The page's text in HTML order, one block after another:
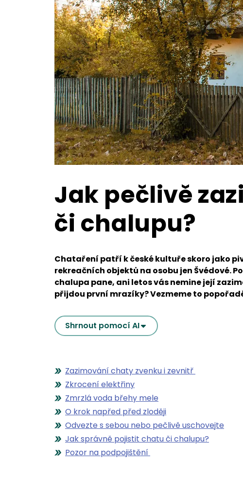
Jak pečlivě
či chalupu?
Chataření patří k české kultuře skoro jako
rekreačních objektů na osobu jen Švédové.
chalupa pane, ani letos vás nemine její
přijdou první mrazíky? Vezmeme to
Shrnout pomocí AI
Zazimování chaty zvenku i zevnitř
Zkrocení elektřiny
Zmrzlá voda břehy mele
O krok napřed před zloději
Odvezte s sebou nebo pečlivě uschovejte
Jak správně pojistit chatu či chalupu?
Pozor na podpojištění